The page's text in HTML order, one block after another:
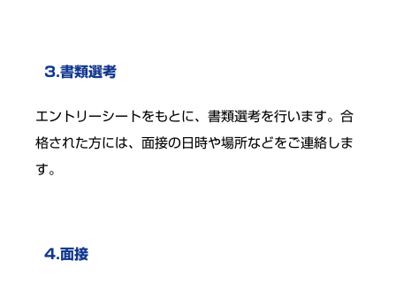
3.書類選考
エントリーシートをもとに、書類選考を行います。合
格された方には、面接の日時や場所などをご連絡しま
す。
4.面接